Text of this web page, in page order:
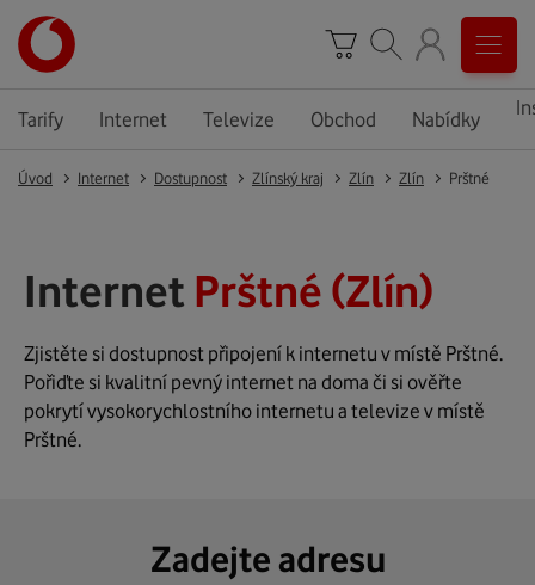
Tarify Internet Televize Obchod Nabídky
Úvod Internet Dostupnost Zlínský kraj Zlín Zlín Prštné
Internet Prštné (Zlín)
Zjistěte si dostupnost připojení k internetu v místě Prštné.
Pořiďte si kvalitní pevný internet na doma či si ověřte
pokrytí vysokorychlostního internetu a televize v místě
Prštné.
Zadejte adresu